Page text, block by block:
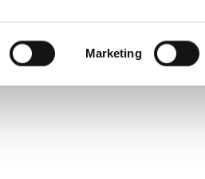
(Fingerprinting) identifizieren
werden, und legen Sie Ihre
Marketing